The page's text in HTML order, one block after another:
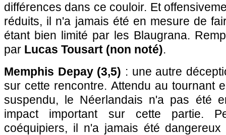
différences dans ce couloir. Et
réduits, il n'a jamais été en mesure de
étant bien limité par les Blaugrana.
par Lucas Tousart (non noté).
Memphis Depay (3,5) : une autre
sur cette rencontre. Attendu au tournant
suspendu, le Néerlandais n'a pas été
impact important sur cette partie.
coéquipiers, il n'a jamais été